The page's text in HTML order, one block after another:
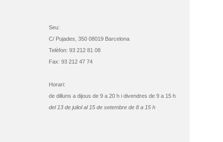
Seu:
C/ Pujades, 350 08019 Barcelona
Telèfon: 93 212 81 08
Fax: 93 212 47 74
Horari:
de dilluns a dijous de 9 a 20 h i divendres de 9 a 15 h
del 13 de juliol al 15 de setembre de 8 a 15 h